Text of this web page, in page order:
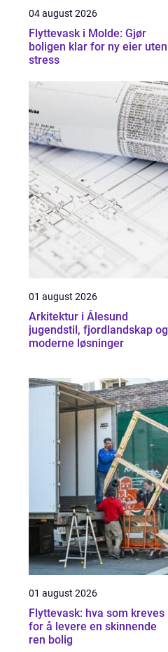
04 august 2026
Flyttevask i Molde: Gjør
boligen klar for ny eier uten
stress
01 august 2026
Arkitektur i Ålesund
jugendstil, fjordlandskap og
moderne løsninger
01 august 2026
Flyttevask: hva som kreves
for å levere en skinnende
ren bolig